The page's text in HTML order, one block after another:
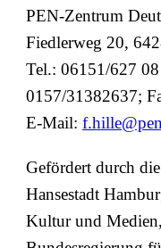
PEN-Zentrum
Fiedlerweg 20,
Tel.: 06151/627
0157/31382637;
E-Mail:
Gefördert durch
Hansestadt
Kultur und